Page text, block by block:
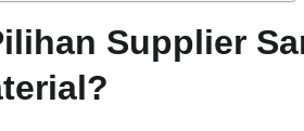
Supplier